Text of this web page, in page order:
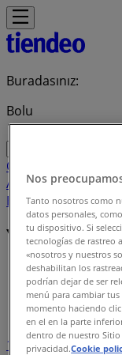
Buradasınız:
Bolu
Öne çıkan
Aksesuarlar
BakımOyuncak ve
Yerel markalar
Bolu
Marka indeksi
1
Nos
Tanto nosotros como
datos personales,
tu dispositivo. Si
tecnologías de rastreo
«nosotros y nuestros
deshabilitan los
podrían dejar de ser
menú para cambiar
momento haciendo
en el en la parte
dentro de nuestro
privacidad.Cookie